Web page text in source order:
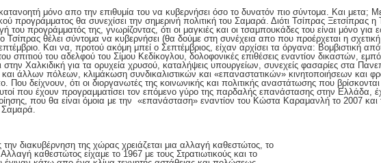
μόνο απο την επιθυμία του να κυβερνήσει όσο το δυνατόν πιο σύντομα. Και μετα;
προγράμματος θα συνεχίσει την σημερινή πολιτική του Σαμαρά. Διότι Τσίπρας Ξετσίπρας η
του προγράμματός της, γνωρίζοντας, ότι οι μαγκιές και οι τσαμπουκάδες του είναι μόνο για
Τσίπρας θέλει σύντομα να κυβερνήσει (θα δούμε στη συνέχεια απο που προέρχεται η σχετική
Και να, προτού ακόμη μπεί ο Σεπτέμβριος, είχαν αρχίσει τα όργανα: Βομβιστική
σπιτιού του αδελφού του Σίμου Κεδίκογλου, δολοφονικές επιθέσεις εναντίον δικαστών,
Χαλκιδική για τα ορυχεία χρυσού, καταλήψεις υπουργείων, συνεχείς φασαρίες στα
άλλων πόλεων, κλιμάκωση συνδικαλιστικών και «επαναστατικών» κινητοποιήσεων και
Που δείχνουν, ότι οι διοργανωτές της κοινωνικής και πολιτικής αναστάτωσης που
που έχουν προγραμματίσει τον επόμενο γύρο της παρδαλής επανάστασης στην Ελλάδα,
που θα είναι όμοια με την «επανάσταση» εναντίον του Κώστα Καραμανλή το 2007 και
διακυβέρνηση της χώρας χρειάζεται μια αλλαγή καθεστώτος, το
καθεστώτος είχαμε το 1967 με τους Στρατιωτικούς και το